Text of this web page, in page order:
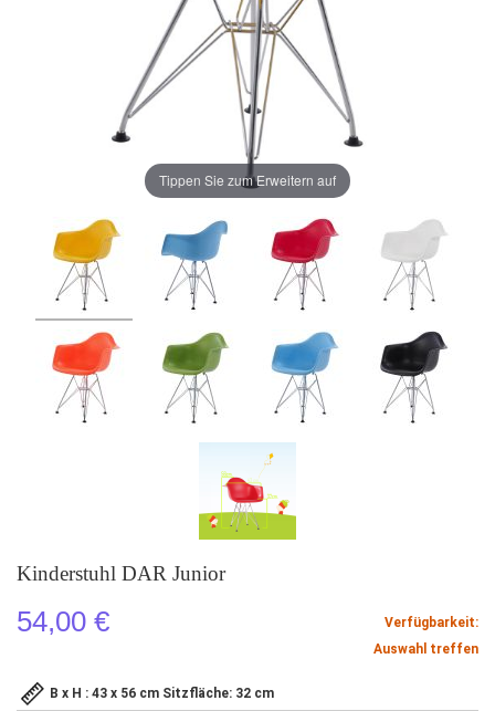
Kinderstuhl DAR Junior
54,00 €
Verfügbarkeit:
Auswahl treffen
B x H : 43 x 56 cm Sitzfläche: 32 cm
Tippen Sie zum Erweitern auf